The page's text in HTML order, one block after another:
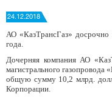
24.12.2018
АО «КазТрансГаз» досрочно
года.
Дочерняя компания АО
магистрального газопровода
общую сумму 10,2 млрд.
Корпорации.